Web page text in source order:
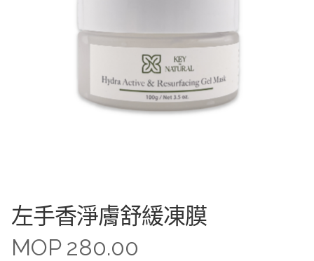
左手香淨膚舒緩凍膜
MOP 280.00